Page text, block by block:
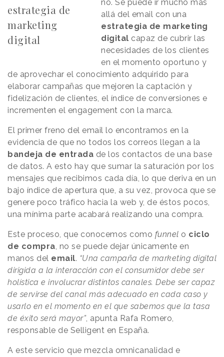
estrategia de
marketing
digital
no. Se puede ir mucho más
allá del email con una
estrategia de marketing
digital capaz de cubrir las
necesidades de los clientes
en el momento oportuno y
de aprovechar el conocimiento adquirido para
elaborar campañas que mejoren la captación y
fidelización de clientes, el índice de conversiones e
incrementen el engagement con la marca.
El primer freno del email lo encontramos en la
evidencia de que no todos los correos llegan a la
bandeja de entrada de los contactos de una base
de datos. A esto hay que sumar la saturación por los
mensajes que recibimos cada día, lo que deriva en un
bajo índice de apertura que, a su vez, provoca que se
genere poco tráfico hacia la web y, de éstos pocos,
una mínima parte acabará realizando una compra.
Este proceso, que conocemos como funnel o ciclo
de compra, no se puede dejar únicamente en
manos del email. “Una campaña de marketing digital
dirigida a la interacción con el consumidor debe ser
holística e involucrar distintos canales. Debe ser capaz
de servirse del canal más adecuado en cada caso y
usarlo en el momento en el que sabemos que la tasa
de éxito será mayor”, apunta Rafa Romero,
responsable de Selligent en España.
A este servicio que mezcla omnicanalidad e